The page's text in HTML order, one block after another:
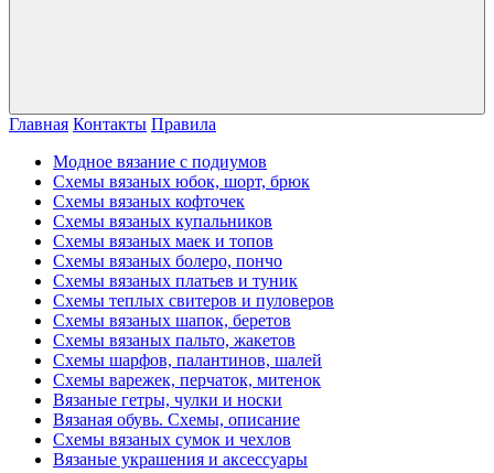
Главная Контакты Правила
Модное вязание с подиумов
Схемы вязаных юбок, шорт, брюк
Схемы вязаных кофточек
Схемы вязаных купальников
Схемы вязаных маек и топов
Схемы вязаных болеро, пончо
Схемы вязаных платьев и туник
Схемы теплых свитеров и пуловеров
Схемы вязаных шапок, беретов
Схемы вязаных пальто, жакетов
Схемы шарфов, палантинов, шалей
Схемы варежек, перчаток, митенок
Вязаные гетры, чулки и носки
Вязаная обувь. Схемы, описание
Схемы вязаных сумок и чехлов
Вязаные украшения и аксессуары